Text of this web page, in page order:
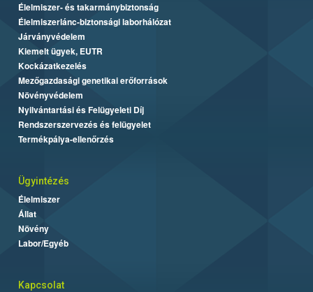
Élelmiszer- és takarmánybiztonság
Élelmiszerlánc-biztonsági laborhálózat
Járványvédelem
Kiemelt ügyek, EUTR
Kockázatkezelés
Mezőgazdasági genetikai erőforrások
Növényvédelem
Nyilvántartási és Felügyeleti Díj
Rendszerszervezés és felügyelet
Termékpálya-ellenőrzés
Ügyintézés
Élelmiszer
Állat
Növény
Labor/Egyéb
Kapcsolat